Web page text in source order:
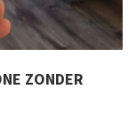
ZONDER